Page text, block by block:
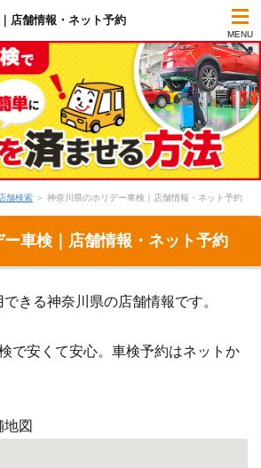
店舗情報・ネット予約
MENU
舗検索 ＞ 神奈川県のホリデー車検｜店舗情報・ネット予約
車検｜店舗情報・ネット予約
きる神奈川県の店舗情報です。
で安くて安心。車検予約はネットか
図